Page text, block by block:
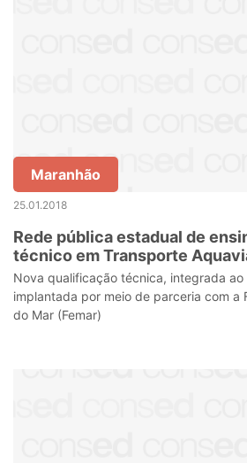
Maranhão
25.01.2018
Rede pública estadual de
técnico em Transporte
Nova qualificação técnica, integrada ao
implantada por meio de parceria com a
do Mar (Femar)